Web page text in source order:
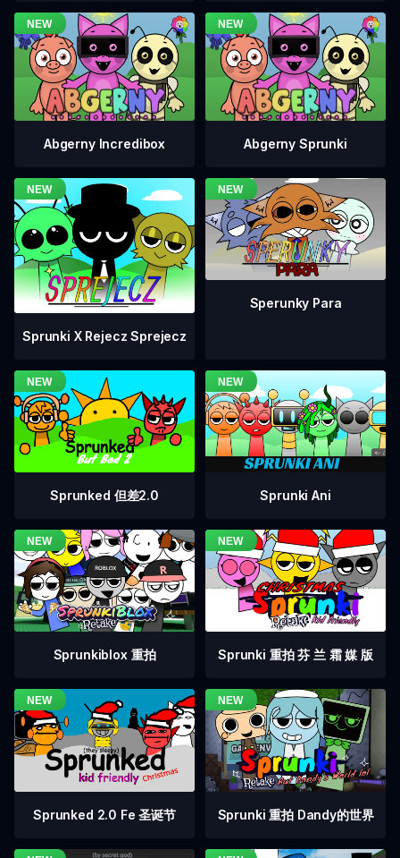
Abgerny Incredibox Abgerny Sprunki
Sprunki X Rejecz Sprejecz
Sperunky Para
Sprunked 但差2.0 Sprunki Ani
Sprunkiblox 重拍 Sprunki 重拍 芬 兰 霜 媒 版
Sprunked 2.0 Fe 圣诞节 Sprunki 重拍 Dandy的世界